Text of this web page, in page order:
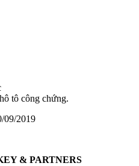
tô công chứng.
09/2019
& PARTNERS